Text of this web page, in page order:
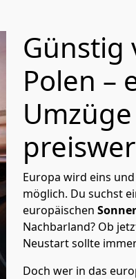
Günstig
Polen –
Europa wird eins
möglich. Du suchst
europäischen
Nachbarland? Ob
Neustart sollte
Doch wer in das